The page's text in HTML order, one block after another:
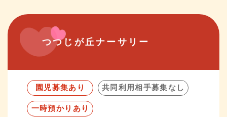
つつじが丘ナーサリー
園児募集あり 共同利用相手募集なし
一時預かりあり